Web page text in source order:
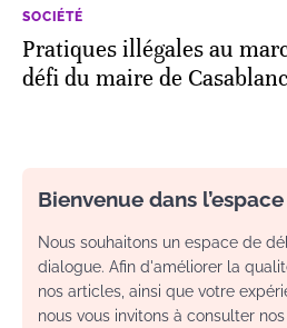
SOCIÉTÉ
Pratiques illégales au
défi du maire de
Bienvenue dans
Nous souhaitons un espace de
dialogue. Afin d'améliorer la
nos articles, ainsi que votre
nous vous invitons à consulter